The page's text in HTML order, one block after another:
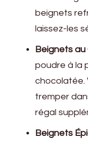
beignets
laissez-les
Beignets au
poudre à la
chocolatée.
tremper
régal
Beignets